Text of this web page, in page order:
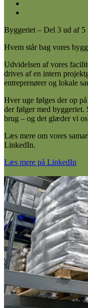
Byggeriet – Del 3 ud af 5
Hvem står bag vores
Udvidelsen af vores
drives af en intern
entreprenører og lokale
Hver uge følges der op
der følger med byggeriet.
brug – og det glæder vi
Læs mere om vores
LinkedIn.
Læs mere på LinkedIn